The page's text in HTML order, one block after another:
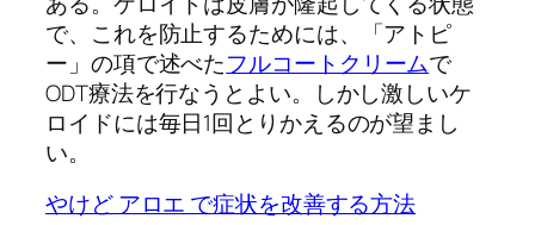
で、これを防止するためには、「アトピ
ー」の項で述べたフルコートクリームで
ODT療法を行なうとよい。しかし激しいケ
ロイドには毎日1回とりかえるのが望まし
い。
やけど アロエ で症状を改善する方法